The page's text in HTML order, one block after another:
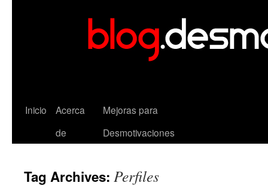
Inicio
Acerca
de
Mejoras para
Desmotivaciones
Tag Archives: Perfiles